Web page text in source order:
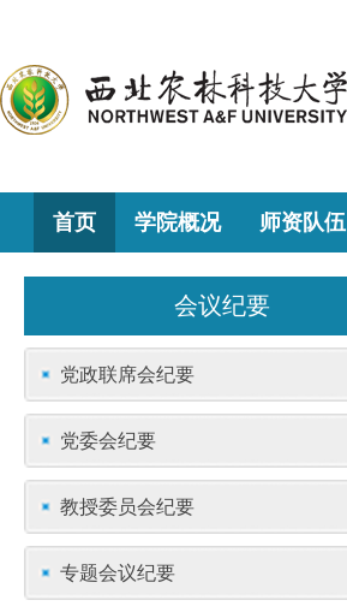
首页 学院概况 师资队伍
会议纪要
党政联席会纪要
党委会纪要
教授委员会纪要
专题会议纪要